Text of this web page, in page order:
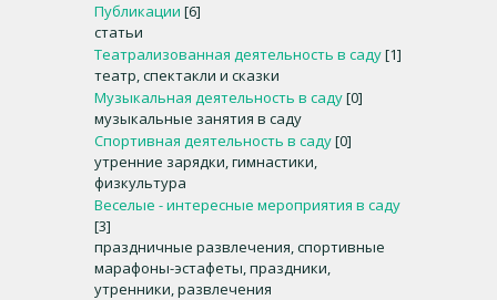
Публикации [6]
статьи
Театрализованная деятельность в саду[1]
театр, спектакли и сказки
Музыкальная деятельность в саду[0]
музыкальные занятия в саду
Спортивная деятельность в саду[0]
утренние зарядки, гимнастики,
физкультура
Веселые - интересные мероприятия в саду
[3]
праздничные развлечения, спортивные
марафоны-эстафеты, праздники,
утренники, развлечения